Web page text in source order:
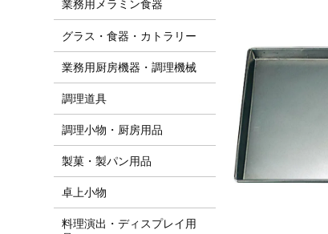
業務用メラミン食器
グラス・食器・カトラリー
業務用厨房機器・調理機械
調理道具
調理小物・厨房用品
製菓・製パン用品
卓上小物
料理演出・ディスプレイ用